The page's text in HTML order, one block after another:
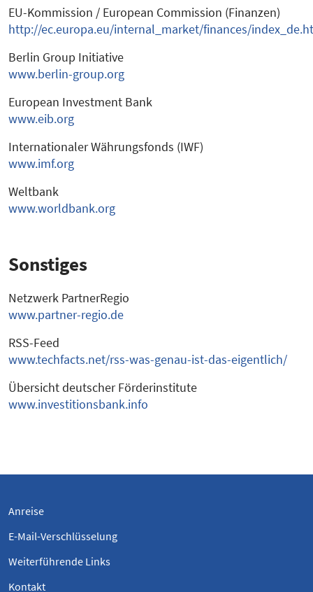
EU-Kommission / European Commission (Finanzen)
http://ec.europa.eu/internal_market/finances/
Berlin Group Initiative
www.berlin-group.org
European Investment Bank
www.eib.org
Internationaler Währungsfonds (IWF)
www.imf.org
Weltbank
www.worldbank.org
Sonstiges
Netzwerk PartnerRegio
www.partner-regio.de
RSS-Feed
www.techfacts.net/rss-was-genau-ist-das-eigentlich/
Übersicht deutscher Förderinstitute
www.investitionsbank.info
Anreise
E-Mail-Verschlüsselung
Weiterführende Links
Kontakt